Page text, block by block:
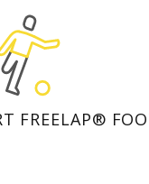
FREELAP®